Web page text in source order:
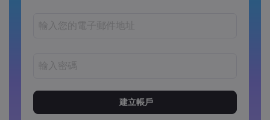
密碼長度必須介於 8 到 15 個字元之間